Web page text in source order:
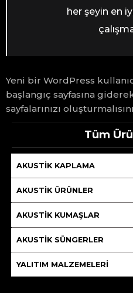
her şeyin en
Yeni bir WordPress
başlangıç sayfasına
sayfalarınızı
Tüm
AKUSTIK KAPLAMA
AKUSTIK ÜRÜNLER
AKUSTIK KUMAŞLAR
AKUSTIK SÜNGERLER
YALITIM MALZEMELERI